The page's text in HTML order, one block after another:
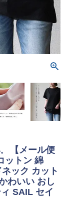
【メール便
ットン 綿
ック カット
わいい おし
SAIL セイ